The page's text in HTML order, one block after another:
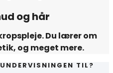
og hår
Du lærer om
og meget mere.
TIL?